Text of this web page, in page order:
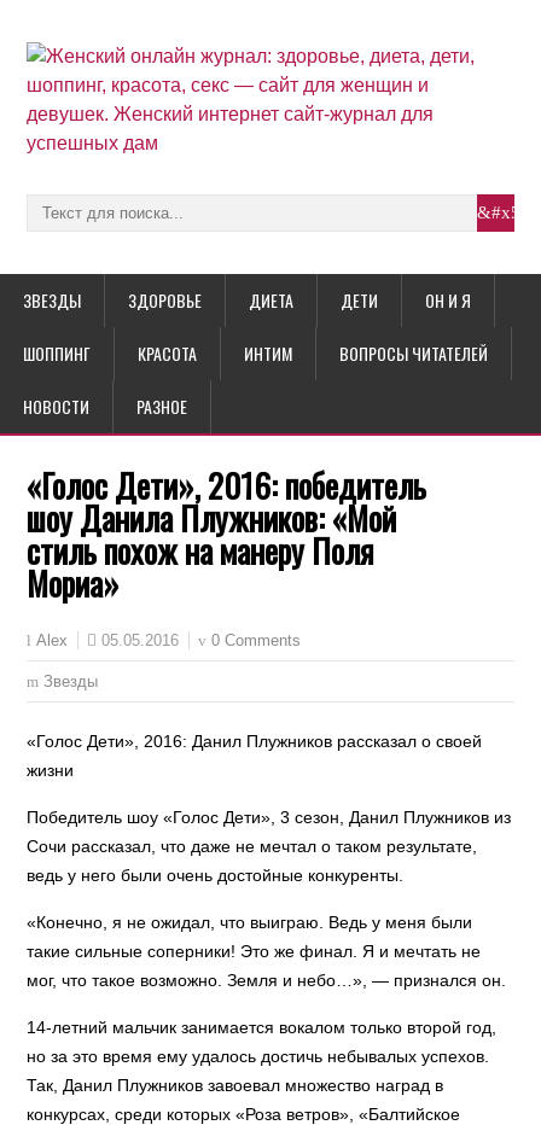
ЗВЕЗДЫ ЗДОРОВЬЕ ДИЕТА ДЕТИ ОН И Я
ШОППИНГ КРАСОТА ИНТИМ ВОПРОСЫ ЧИТАТЕЛЕЙ
НОВОСТИ РАЗНОЕ
«Голос Дети», 2016: победитель
шоу Данила Плужников: «Мой
стиль похож на манеру Поля
Мориа»
Alex 05.05.2016 0 Comments
Звезды
«Голос Дети», 2016: Данил Плужников рассказал о своей
жизни
Победитель шоу «Голос Дети», 3 сезон, Данил Плужников из
Сочи рассказал, что даже не мечтал о таком результате,
ведь у него были очень достойные конкуренты.
«Конечно, я не ожидал, что выиграю. Ведь у меня были
такие сильные соперники! Это же финал. Я и мечтать не
мог, что такое возможно. Земля и небо…», — признался он.
14-летний мальчик занимается вокалом только второй год,
но за это время ему удалось достичь небывалых успехов.
Так, Данил Плужников завоевал множество наград в
конкурсах, среди которых «Роза ветров», «Балтийское